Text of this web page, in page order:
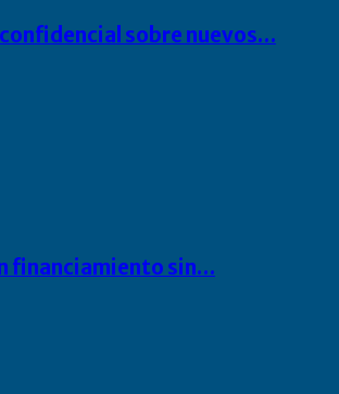
sobre nuevos…
financiamiento sin…